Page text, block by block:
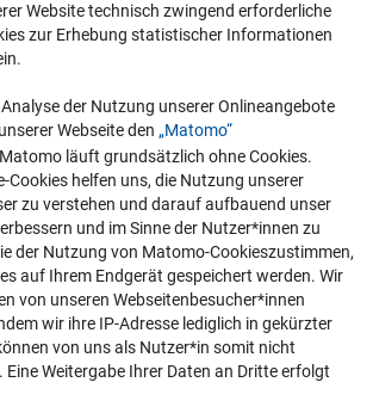
für Menschen mit Behinderungen
aus der DFG direkt in Ihr Mailpostfach oder
Website technisch zwingend erforderliche
zur Erhebung statistischer Informationen
der Nutzung unserer Onlineangebote
Webseite den „Matomo“
(externer Link)läuft grundsätzlich ohne Cookies.
Cookies helfen uns, die Nutzung unserer
zu verstehen und darauf aufbauend unser
und im Sinne der Nutzer*innen zu
der Nutzung von Matomo-Cookieszustimmen,
auf Ihrem Endgerät gespeichert werden. Wir
von unseren Webseitenbesucher*innen
wir ihre IP-Adresse lediglich in gekürzter
von uns als Nutzer*in somit nicht
Weitergabe Ihrer Daten an Dritte erfolgt